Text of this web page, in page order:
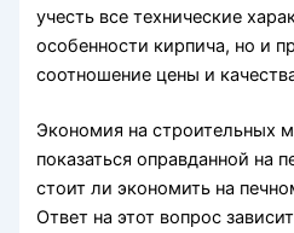
учесть все технические
особенности кирпича, но и
соотношение цены и
Экономия на строительных
показаться оправданной на
стоит ли экономить на
Ответ на этот вопрос